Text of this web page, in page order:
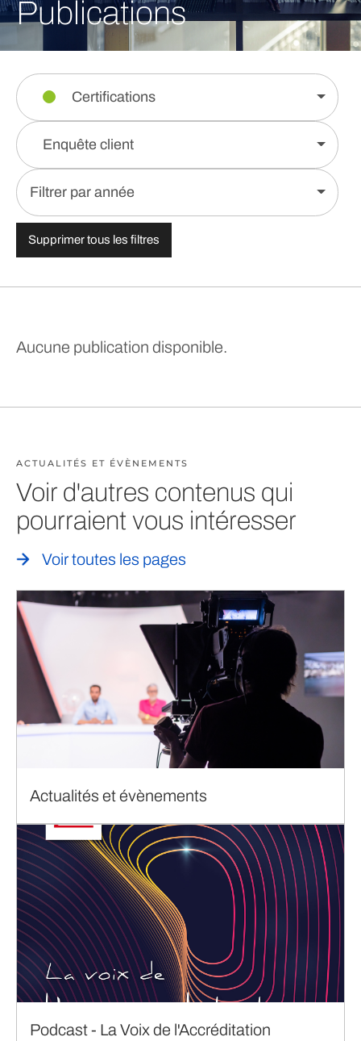
Publications
Certifications
Enquête client
Filtrer par année
Supprimer tous les filtres
Aucune publication disponible.
ACTUALITÉS ET ÉVÈNEMENTS
Voir d'autres contenus qui
pourraient vous intéresser
Voir toutes les pages
Actualités et évènements
Podcast - La Voix de l'Accréditation